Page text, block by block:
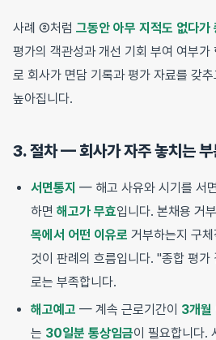
사례 ②처럼 그동안 아무 지적도 없다가
평가의 객관성과 개선 기회 부여 여부가
로 회사가 면담 기록과 평가 자료를 갖
높아집니다.
3. 절차 — 회사가 자주 놓치는 부
서면통지 — 해고 사유와 시기를 서
하면 해고가 무효입니다. 본채용 거
목에서 어떤 이유로 거부하는지 구
것이 판례의 흐름입니다. "종합 평가
로는 부족합니다.
해고예고 — 계속 근로기간이 3개월
는 30일분 통상임금이 필요합니다.